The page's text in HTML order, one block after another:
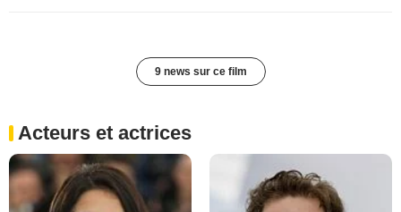
9 news sur ce film
Acteurs et actrices